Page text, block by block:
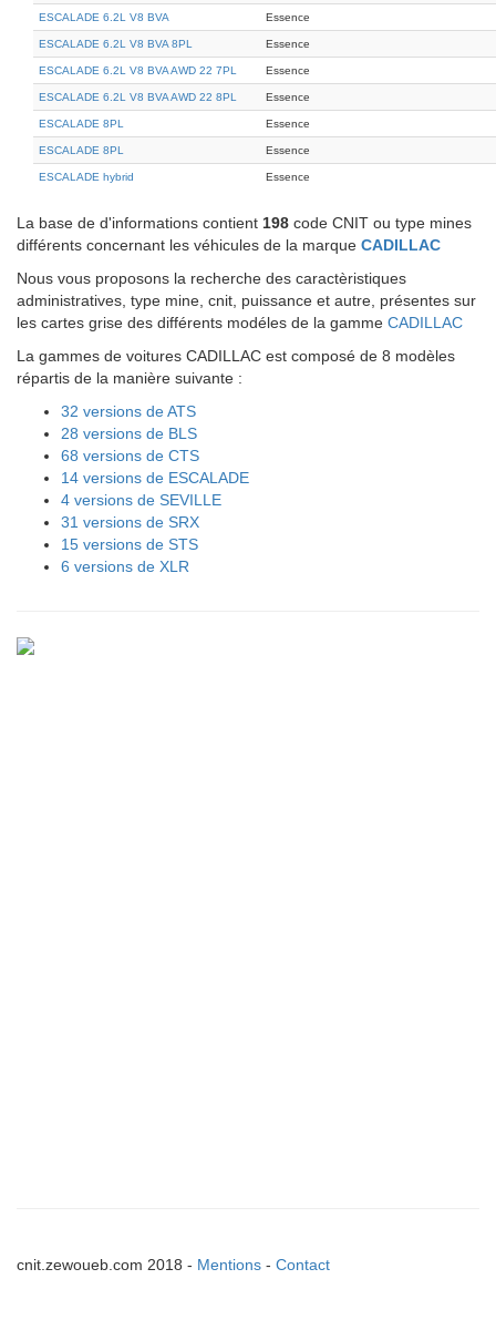
ESCALADE 6.2L V8 BVA Essence
ESCALADE 6.2L V8 BVA 8PL Essence
ESCALADE 6.2L V8 BVA AWD 22 7PL Essence
ESCALADE 6.2L V8 BVA AWD 22 8PL Essence
ESCALADE 8PL Essence
ESCALADE 8PL Essence
ESCALADE hybrid Essence
La base de d'informations contient 198 code CNIT ou type mines
différents concernant les véhicules de la marque CADILLAC
Nous vous proposons la recherche des caractèristiques
administratives, type mine, cnit, puissance et autre, présentes sur
les cartes grise des différents modéles de la gamme CADILLAC
La gammes de voitures CADILLAC est composé de 8 modèles
répartis de la manière suivante :
32 versions de ATS
28 versions de BLS
68 versions de CTS
14 versions de ESCALADE
4 versions de SEVILLE
31 versions de SRX
15 versions de STS
6 versions de XLR
cnit.zewoueb.com 2018 - Mentions - Contact